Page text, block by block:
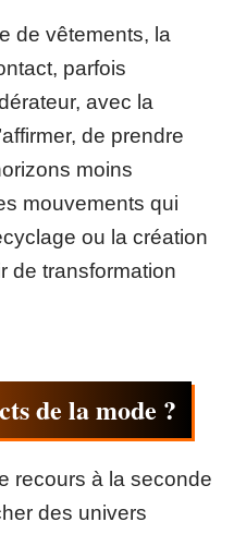
de vêtements, la
parfois
avec la
de prendre
moins
mouvements qui
ou la création
de transformation
de la mode ?
recours à la seconde
des univers